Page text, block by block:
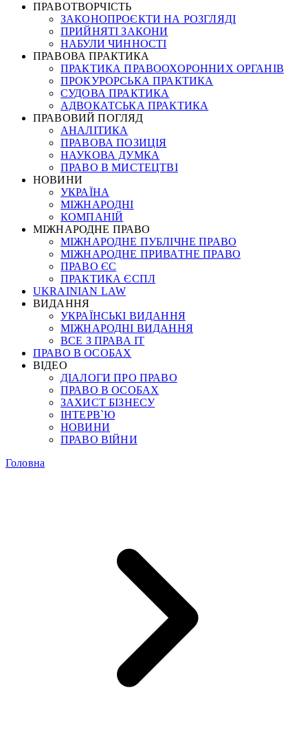
ПРАВОТВОРЧІСТЬ
ЗАКОНОПРОЄКТИ НА РОЗГЛЯДІ
ПРИЙНЯТІ ЗАКОНИ
НАБУЛИ ЧИННОСТІ
ПРАВОВА ПРАКТИКА
ПРАКТИКА ПРАВООХОРОННИХ ОРГАНІВ
ПРОКУРОРСЬКА ПРАКТИКА
СУДОВА ПРАКТИКА
АДВОКАТСЬКА ПРАКТИКА
ПРАВОВИЙ ПОГЛЯД
АНАЛІТИКА
ПРАВОВА ПОЗИЦІЯ
НАУКОВА ДУМКА
ПРАВО В МИСТЕЦТВІ
НОВИНИ
УКРАЇНА
МІЖНАРОДНІ
КОМПАНІЙ
МІЖНАРОДНЕ ПРАВО
МІЖНАРОДНЕ ПУБЛІЧНЕ ПРАВО
МІЖНАРОДНЕ ПРИВАТНЕ ПРАВО
ПРАВО ЄС
ПРАКТИКА ЄСПЛ
UKRAINIAN LAW
ВИДАННЯ
УКРАЇНСЬКІ ВИДАННЯ
МІЖНАРОДНІ ВИДАННЯ
ВСЕ З ПРАВА ІТ
ПРАВО В ОСОБАХ
ВІДЕО
ДІАЛОГИ ПРО ПРАВО
ПРАВО В ОСОБАХ
ЗАХИСТ БІЗНЕСУ
ІНТЕРВ`Ю
НОВИНИ
ПРАВО ВІЙНИ
Головна